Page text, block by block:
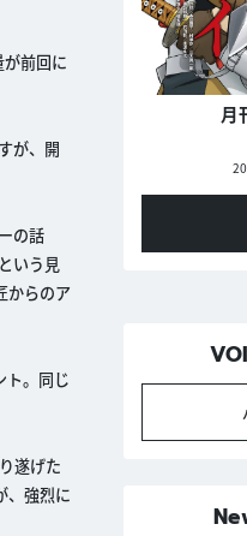
前回に
が、開
の話
いう見
からのア
ト。同じ
遂げた
、強烈に
月